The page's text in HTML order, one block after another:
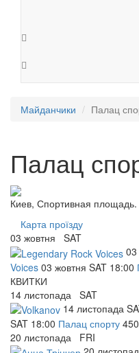
Майданчики Палац
Палац
Киев, Спортивная площадь.
Карта проїзду
03 жовтня SAT
03
Voices 03 жовтня SAT 18:00
КВИТКИ
14 листопада SAT
14 листопада
SAT 18:00 Палац спорту
20 листопада FRI